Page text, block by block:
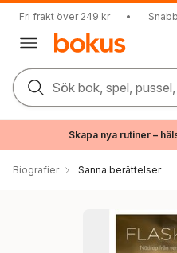
Fri frakt över 249 kr •
Sök bok, spel,
Skapa nya rutiner –
Biografier Sanna berättelser